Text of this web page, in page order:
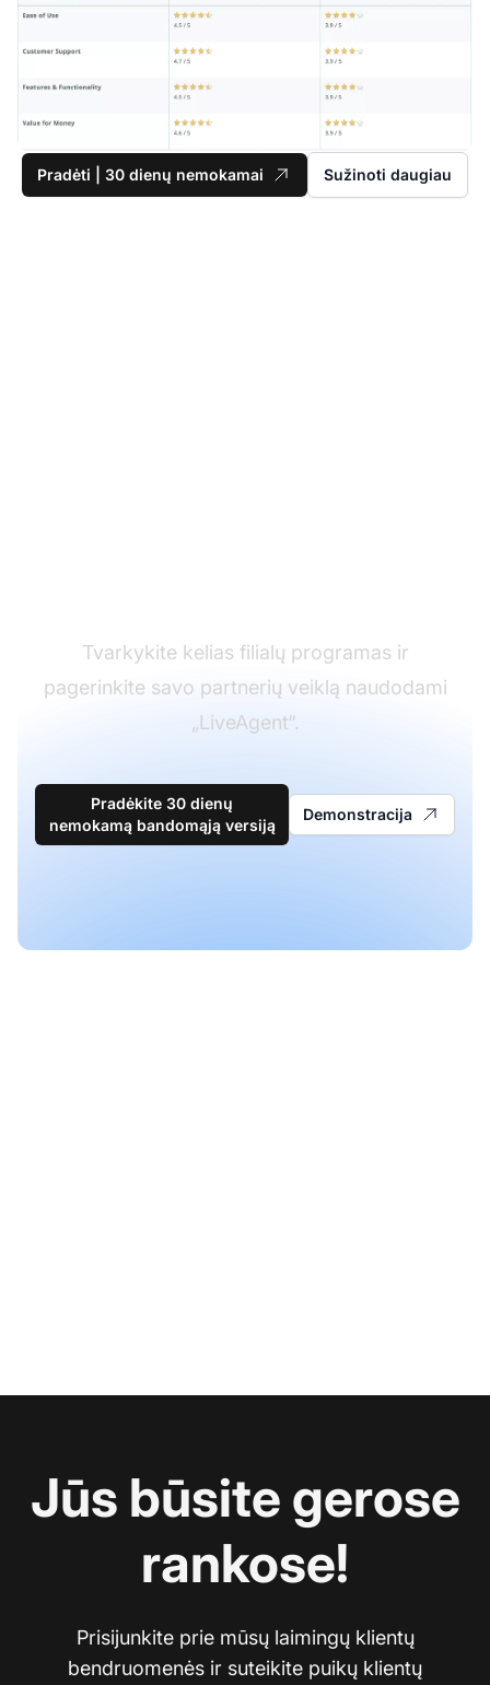
Pradėti | 30 dienų nemokamai Sužinoti daugiau
Tvarkykite kelias filialų programas ir
pagerinkite savo partnerių veiklą naudodami
„LiveAgent“.
Pradėkite 30 dienų
nemokamą bandomąją versiją
Demonstracija
Jūs būsite gerose
rankose!
Prisijunkite prie mūsų laimingų klientų
bendruomenės ir suteikite puikų klientų